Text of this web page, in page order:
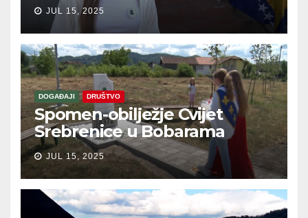
JUL 15, 2025
DOGAĐAJI DRUŠTVO
Spomen-obilježje Cvijet
Srebrenice u Bobarama
JUL 15, 2025